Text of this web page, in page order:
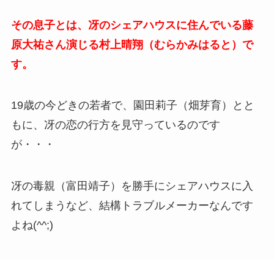
その息子とは、冴のシェアハウスに住んでいる藤
原大祐さん演じる村上晴翔（むらかみはると）で
す。
19歳の今どきの若者で、園田莉子（畑芽育）とと
もに、冴の恋の行方を見守っているのです
が・・・
冴の毒親（富田靖子）を勝手にシェアハウスに入
れてしまうなど、結構トラブルメーカーなんです
よね(^^;)